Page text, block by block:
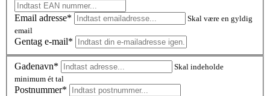
Email adresse*
Skal være en gyldig
email
Gentag e-mail*
Gadenavn*
Skal indeholde
minimum ét tal
Postnummer*